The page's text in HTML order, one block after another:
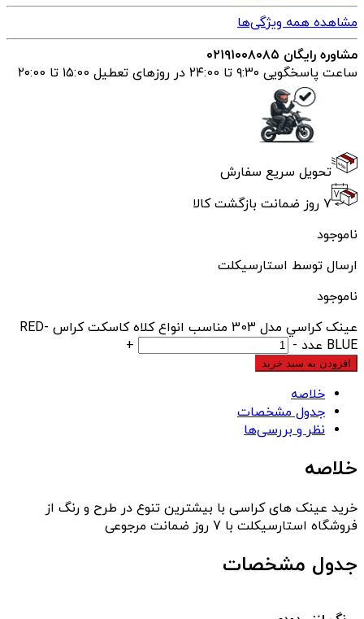
مشاهده همه ویژگی‌ها
مشاوره رایگان ۰۲۱۹۱۰۰۸۰۸۵
ساعت پاسخگویی ۹:۳۰ تا ۲۴:00 در روزهای تعطیل ۱۵:00 تا ۲۰:00
تحویل سریع سفارش
۷ روز ضمانت بازگشت کالا
ناموجود
ارسال توسط استارسیکلت
ناموجود
عينک کراسي مدل 303 مناسب انواع کلاه کاسکت کراس RED-
BLUE عدد
-
+
افزودن به سبد خرید
خلاصه
جدول مشخصات
نظر و بررسی‌ها
خلاصه
خرید عینک های کراسی با بیشترین تنوع در طرح و رنگ از
فروشگاه استارسیکلت با 7 روز ضمانت مرجوعی
جدول مشخصات